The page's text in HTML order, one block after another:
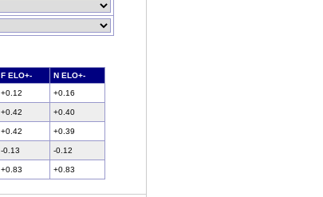
F ELO+-
N ELO+-
+0.12 +0.16
+0.42 +0.40
+0.42 +0.39
-0.13 -0.12
+0.83 +0.83